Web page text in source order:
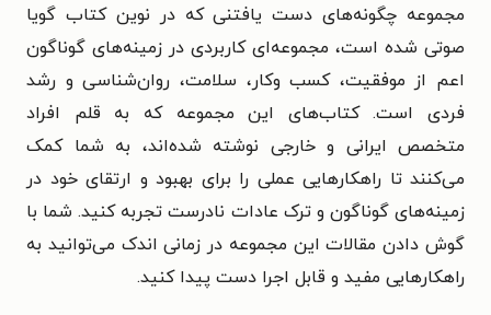
مجموعه چگونه‌های دست یافتنی که در نوین کتاب گویا
صوتی شده است، مجموعه‌ای کاربردی در زمینه‌های گوناگون
اعم از موفقیت، کسب وکار، سلامت، روان‌شناسی و رشد
فردی است. کتاب‌های این مجموعه که به قلم افراد
متخصص ایرانی و خارجی نوشته شده‌اند، به شما کمک
می‌کنند تا راهکارهایی عملی را برای بهبود و ارتقای خود در
زمینه‌های گوناگون و ترک عادات نادرست تجربه کنید. شما با
گوش دادن مقالات این مجموعه در زمانی اندک می‌توانید به
راهکارهایی مفید و قابل اجرا دست پیدا کنید.